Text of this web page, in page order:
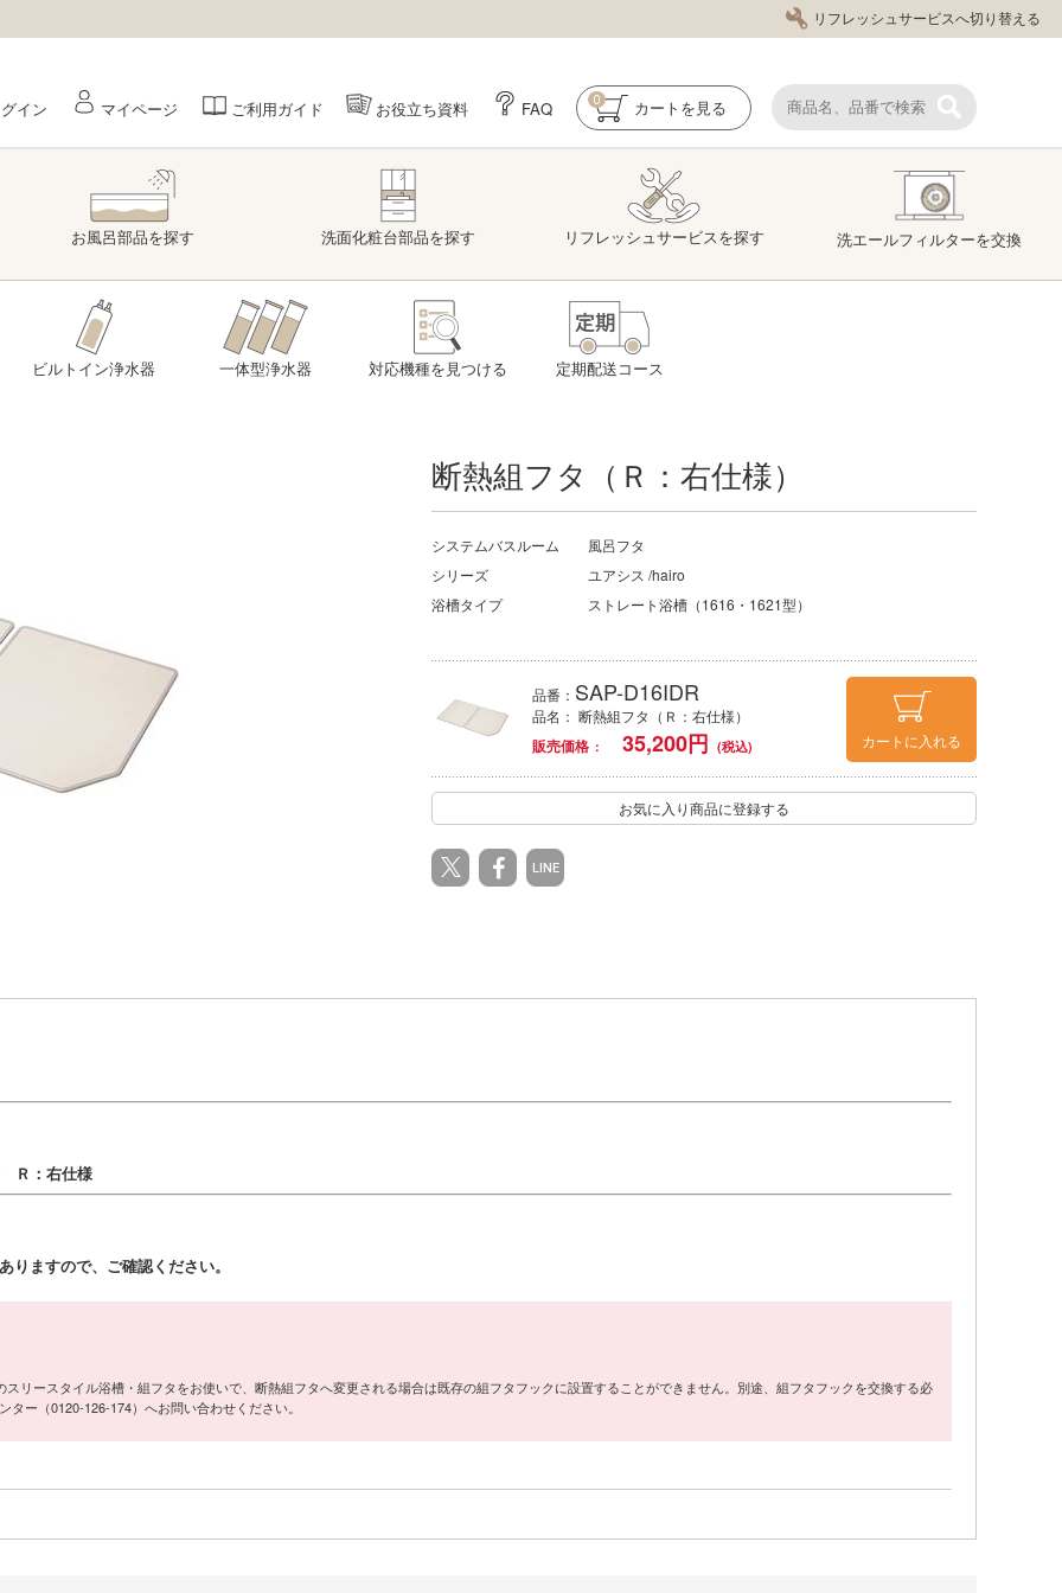
リフレッシュサービスへ切り替える
イン マイページ ご利用ガイド お役立ち資料 FAQ カート を見る
0
お風呂部品を探す 洗面化粧台部品を探す リフレッシュサービスを探す 洗エールフィルターを交換
ビルトイン浄水器 一体型浄水器 対応機種を見つける 定期配送コース
断熱組フタ（Ｒ：右仕様）
システムバスルーム
風呂フタ
シリーズ
ユアシス /hairo
浴槽タイプ
ストレート浴槽（1616・1621型）
品番： SAP-D16IDR
品名： 断熱組フタ（Ｒ：右仕様）
販売価格
35,200円 カートに入れる
お気に入り商品に登録する
LINE
Ｒ：右仕様
ますので、ご確認ください。
リースタイル浴槽・組フタをお使いで、断熱組フタへ変更される場合は既存の組フタフックに設置することができません。別途、組フタフックを交換する必
ー（0120-126-174）へお問い合わせください。